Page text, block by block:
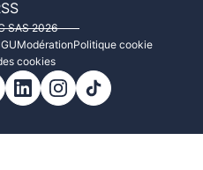
SAS 2026
ModérationPolitique cookie
cookies